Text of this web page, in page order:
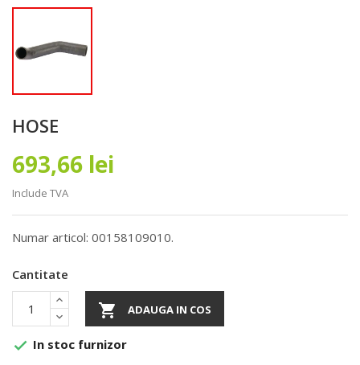
HOSE
693,66 lei
Include TVA
Numar articol: 00158109010.
Cantitate
 ADAUGA IN COS
 In stoc furnizor